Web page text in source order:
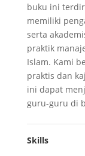
buku ini
memiliki
serta
praktik
Islam. Kami
praktis dan
ini dapat
guru-guru di
Skills